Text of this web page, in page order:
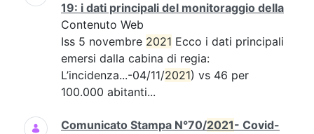
19: i dati principali del monitoraggio della
Contenuto Web
Iss 5 novembre 2021 Ecco i dati principali
emersi dalla cabina di regia:
L’incidenza...-04/11/2021) vs 46 per
100.000 abitanti...
Comunicato Stampa N°70/2021- Covid-